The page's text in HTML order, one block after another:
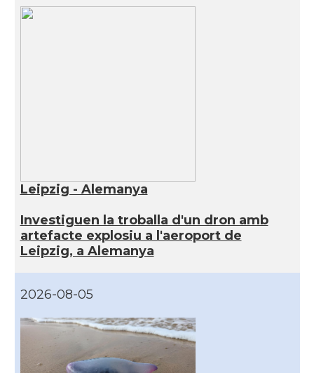
Leipzig - Alemanya
Investiguen la troballa d'un dron amb
artefacte explosiu a l'aeroport de
Leipzig, a Alemanya
2026-08-05